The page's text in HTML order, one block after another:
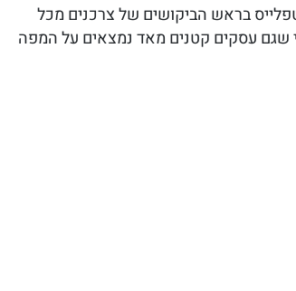
בראש הביקושים של צרכנים מכל
שגם עסקים קטנים מאד נמצאים על המפה